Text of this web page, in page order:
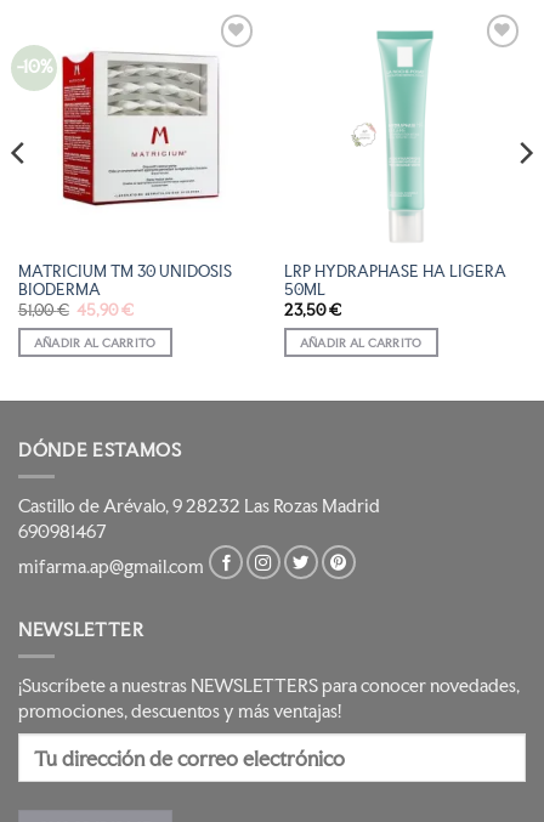
-10%
AÑADIR
A LA
LISTA
DE
MATRICIUM TM 30 UNIDOSIS
BIODERMA
51,00€ El
precio
original
era:
51,00 €.
45,90€El
actual
es:
45,90 €.
AÑADIR AL CARRITO
LRP HYDRAPHASE HA LIGERA
50ML
23,50€
AÑADIR AL CARRITO
DÓNDE ESTAMOS
Castillo de Arévalo, 9 28232 Las Rozas Madrid
690981467
mifarma.ap@gmail.com
NEWSLETTER
¡Suscríbete a nuestras NEWSLETTERS para conocer novedades,
promociones, descuentos y más ventajas!